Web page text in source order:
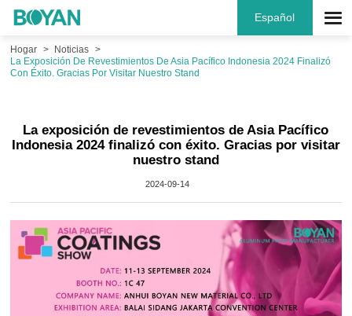
Español
Hogar
Noticias
La Exposición De Revestimientos De Asia Pacífico Indonesia 2024 Finalizó
Con Éxito. Gracias Por Visitar Nuestro Stand
La exposición de revestimientos de Asia Pacífico
Indonesia 2024 finalizó con éxito. Gracias por visitar
nuestro stand
2024-09-14